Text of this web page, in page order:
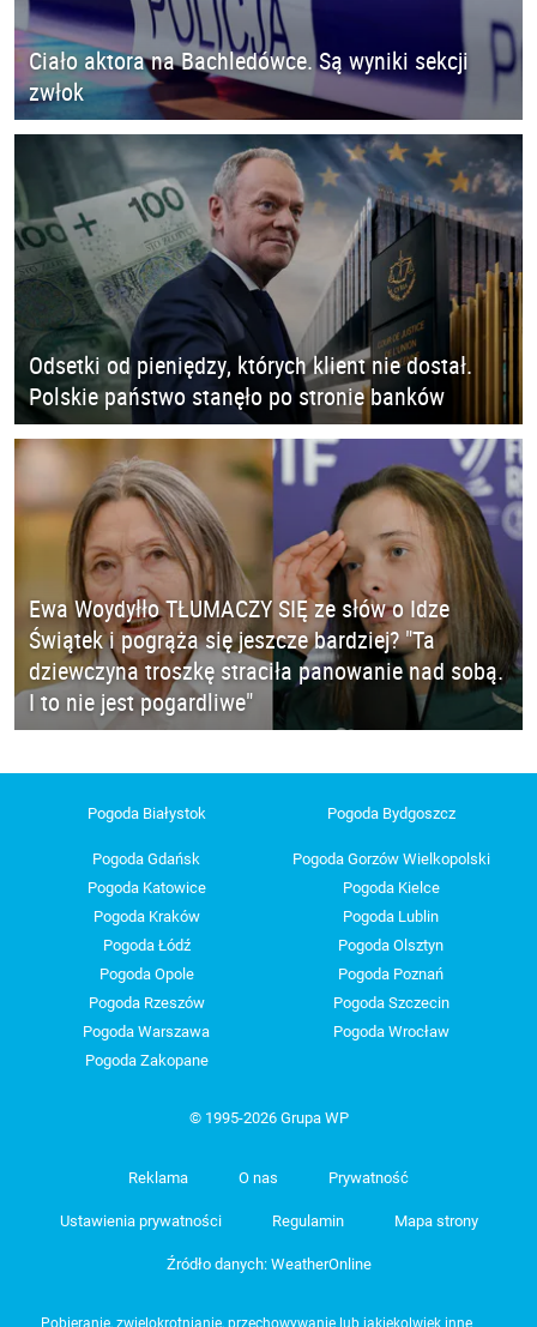
Ciało aktora na Bachledówce. Są wyniki sekcji
zwłok
Odsetki od pieniędzy, których klient nie dostał.
Polskie państwo stanęło po stronie banków
Ewa Woydyłło TŁUMACZY SIĘ ze słów o Idze
Świątek i pogrąża się jeszcze bardziej? "Ta
dziewczyna troszkę straciła panowanie nad sobą.
I to nie jest pogardliwe"
Pogoda Białystok Pogoda Bydgoszcz
Pogoda Gdańsk
Pogoda Gorzów Wielkopolski
Pogoda Katowice
Pogoda Kielce
Pogoda Kraków
Pogoda Lublin
Pogoda Łódź
Pogoda Olsztyn
Pogoda Opole
Pogoda Poznań
Pogoda Rzeszów
Pogoda Szczecin
Pogoda Warszawa
Pogoda Wrocław
Pogoda Zakopane
© 1995-2026 Grupa WP
Reklama O nas Prywatność
Ustawienia prywatności Regulamin Mapa strony
Źródło danych: WeatherOnline
Pobieranie, zwielokrotnianie, przechowywanie lub jakiekolwiek inne